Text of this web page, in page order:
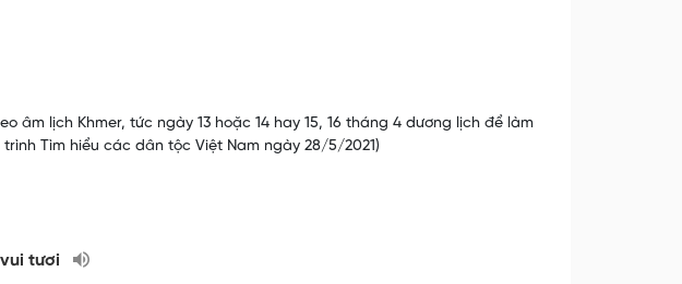
âm lịch Khmer, tức ngày 13 hoặc 14 hay 15, 16 tháng 4 dương lịch để làm
Tìm hiểu các dân tộc Việt Nam ngày 28/5/2021)
tươi